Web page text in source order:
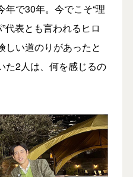
年で30年。今でこそ“理
代表とも言われるヒロ
しい道のりがあったと
た2人は、何を感じるの